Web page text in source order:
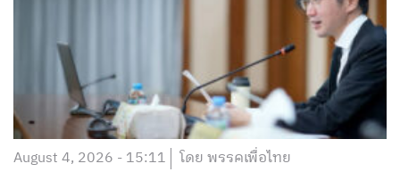
August 4, 2026 - 15:11 โดย พรรคเพื่อไทย